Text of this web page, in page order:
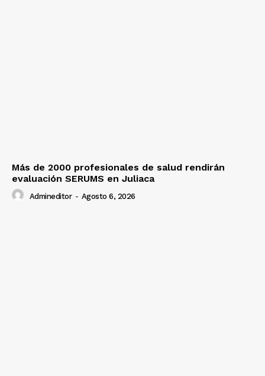
Más de 2000 profesionales de salud rendirán
evaluación SERUMS en Juliaca
Admineditor - Agosto 6, 2026